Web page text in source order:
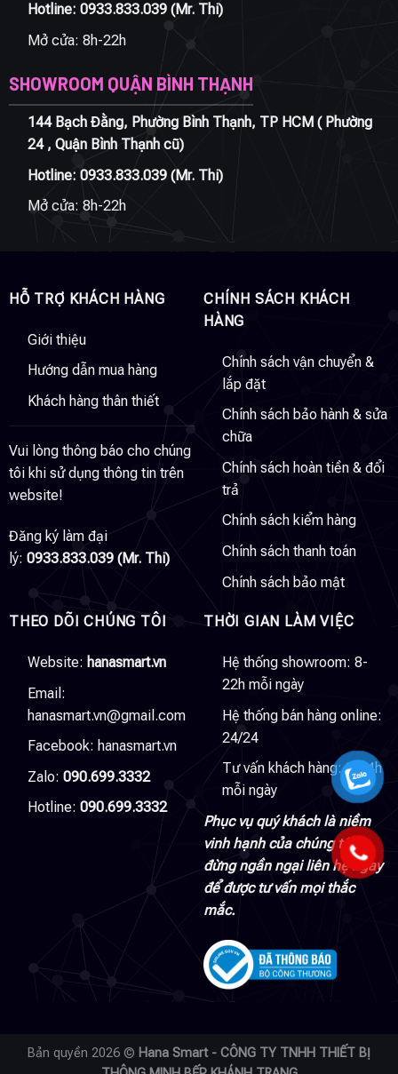
Hotline: 0933.833.039(Mr. Thi)
Mở cửa: 8h-22h
SHOWROOM QUẬN BÌNH THẠNH
144 Bạch Đằng, Phường Bình Thạnh, TP HCM ( Phường
24 , Quận Bình Thạnh cũ)
Hotline: 0933.833.039(Mr. Thi)
Mở cửa: 8h-22h
HỖ TRỢ KHÁCH HÀNG
Giới thiệu
Hướng dẫn mua hàng
Khách hàng thân thiết
Vui lòng thông báo cho chúng
tôi khi sử dụng thông tin trên
website!
Đăng ký làm đại
lý: 0933.833.039 (Mr. Thi)
CHÍNH SÁCH KHÁCH
HÀNG
Chính sách vận chuyển &
lắp đặt
Chính sách bảo hành & sửa
chữa
Chính sách hoàn tiền & đổi
trả
Chính sách kiểm hàng
Chính sách thanh toán
Chính sách bảo mật
THEO DÕI CHÚNG TÔI
Website: hanasmart.vn
Email:
hanasmart.vn@gmail.com
Facebook: hanasmart.vn
Zalo: 090.699.3332
Hotline: 090.699.3332
THỜI GIAN LÀM VIỆC
Hệ thống showroom: 8-
22h mỗi ngày
Hệ thống bán hàng online:
24/24
Tư vấn khách hàng: 8-24h
mỗi ngày
Phục vụ quý khách là niềm
vinh hạnh của chúng tôi,
đừng ngần ngại liên hệ ngay
để được tư vấn mọi thắc
mắc.
Bản quyền 2026 © Hana Smart - CÔNG TY TNHH THIẾT BỊ